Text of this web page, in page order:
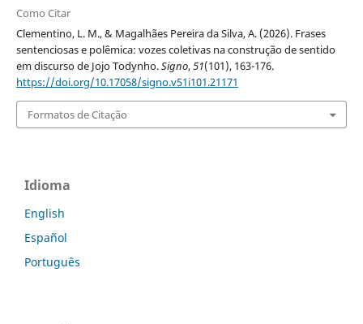
Como Citar
Clementino, L. M., & Magalhães Pereira da Silva, A. (2026). Frases
sentenciosas e polêmica: vozes coletivas na construção de sentido
em discurso de Jojo Todynho.Signo,51(101), 163-176.
https://doi.org/10.17058/signo.v51i101.21171
Formatos de Citação
Idioma
English
Español
Português